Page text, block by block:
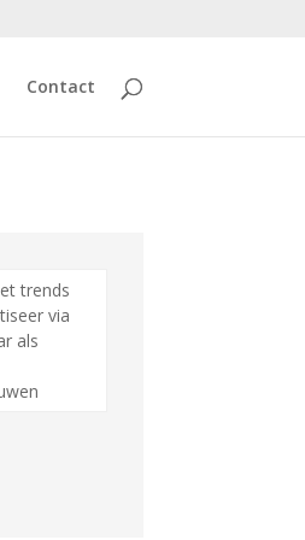
Contact
trends
via
als